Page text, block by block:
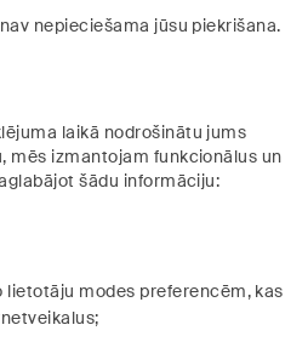
nepieciešama jūsu piekrišana.
laikā nodrošinātu jums
mēs izmantojam funkcionālus un
šādu informāciju:
lietotāju modes preferencēm, kas